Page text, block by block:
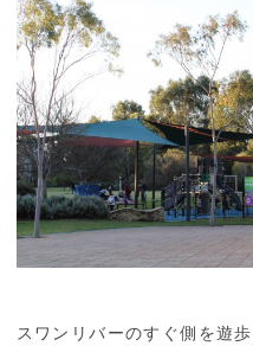
スワンリバーのすぐ側を遊